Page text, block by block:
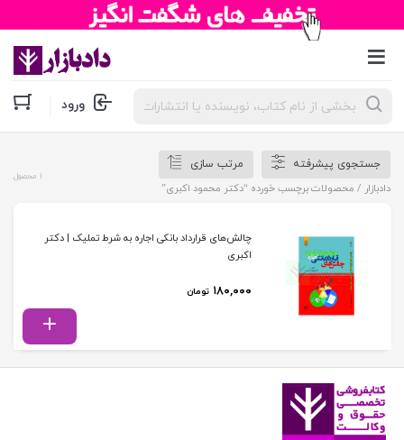
جستجوی
محصولات ورود
جستجوی پیشرفته
مرتب سازی
دادبازار / محصولات برچسب خورده “دکتر محمود اکبری”
1 محصول
چالش‌های قرارداد بانکی اجاره به شرط تملیک | دکتر
اکبری
۱۸۰,۰۰۰ تومان